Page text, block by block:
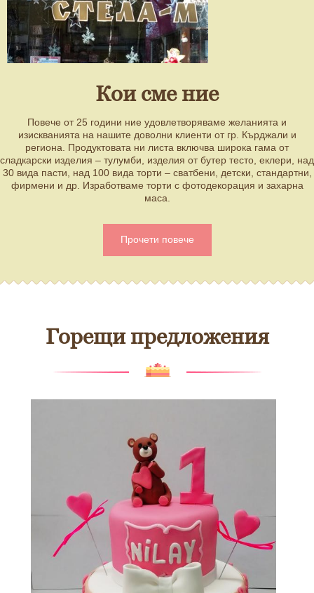
Кои сме ние
Пoвече от 25 години ние удовлетворяваме желанията и
изискванията на нашите доволни клиенти от гр. Кърджали и
региона. Продуктовата ни листа включва широка гама от
сладкарски изделия – тулумби, изделия от бутер тесто, еклери, над
30 вида пасти, над 100 вида торти – сватбени, детски, стандартни,
фирмени и др. Изработваме торти с фотодекорация и захарна
маса.
Прочети повече
Горещи предложения